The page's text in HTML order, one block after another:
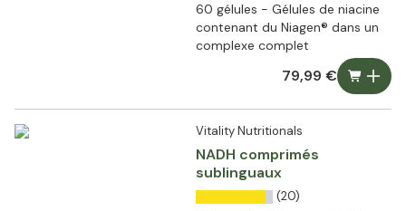
60 gélules - Gélules de niacine
contenant du Niagen® dans un
complexe complet
79,99 €
Vitality Nutritionals
NADH comprimés
sublinguaux
(20)